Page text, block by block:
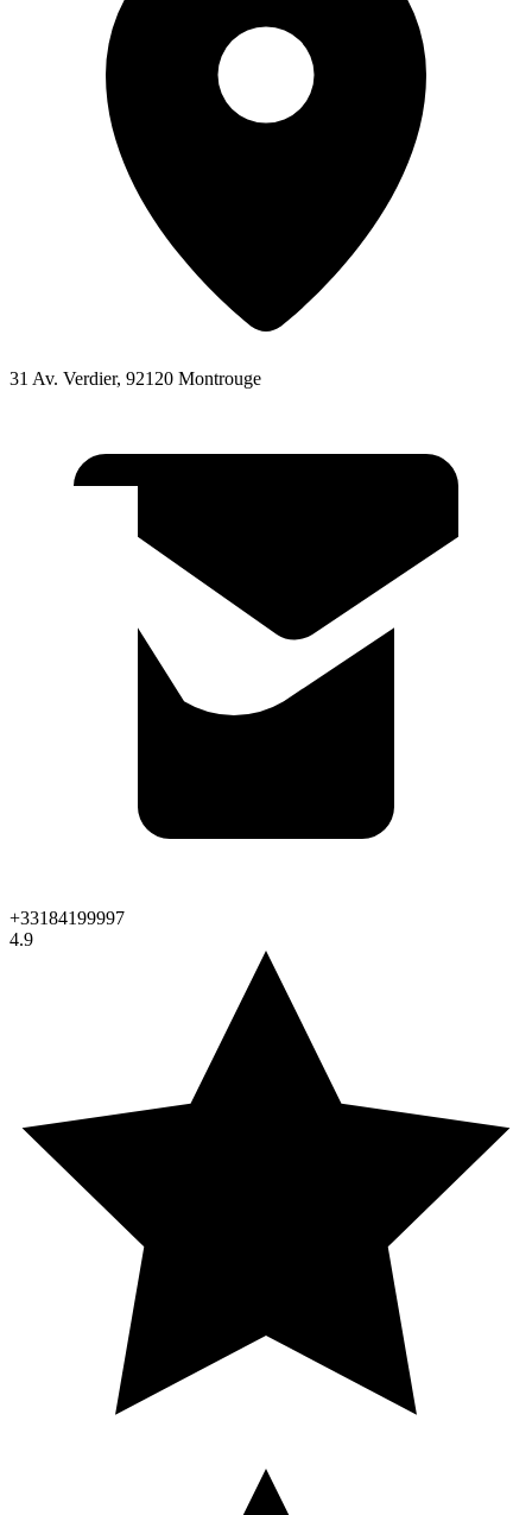
31 Av. Verdier, 92120 Montrouge
+33184199997
4.9